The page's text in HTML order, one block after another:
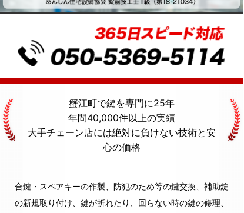
蟹江町で鍵を専門に25年
年間40,000件以上の実績
大手チェーン店には絶対に負けない技術と安
心の価格
合鍵・スペアキーの作製、防犯のため等の鍵交換、補助錠
の新規取り付け、鍵が折れたり、回らない時の鍵の修理、